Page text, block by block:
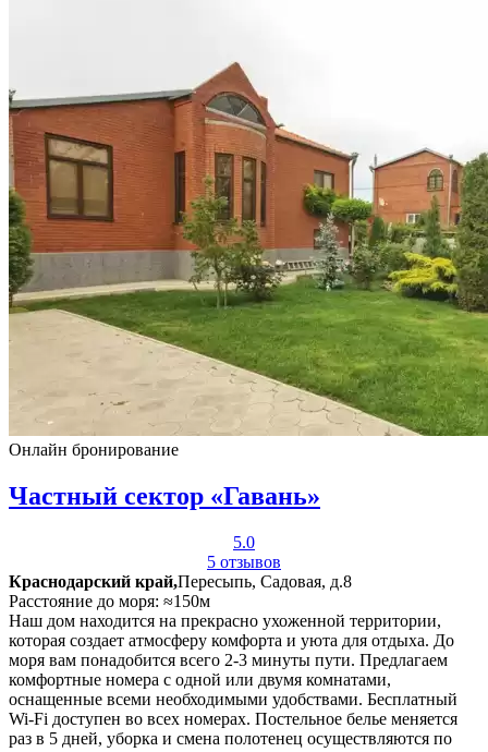
Онлайн бронирование
Частный сектор «Гавань»
5.0
5 отзывов
Краснодарский край,Пересыпь, Садовая, д.8
Расстояние до моря: ≈150м
Наш дом находится на прекрасно ухоженной территории,
которая создает атмосферу комфорта и уюта для отдыха. До
моря вам понадобится всего 2-3 минуты пути. Предлагаем
комфортные номера с одной или двумя комнатами,
оснащенные всеми необходимыми удобствами. Бесплатный
Wi-Fi доступен во всех номерах. Постельное белье меняется
раз в 5 дней, уборка и смена полотенец осуществляются по